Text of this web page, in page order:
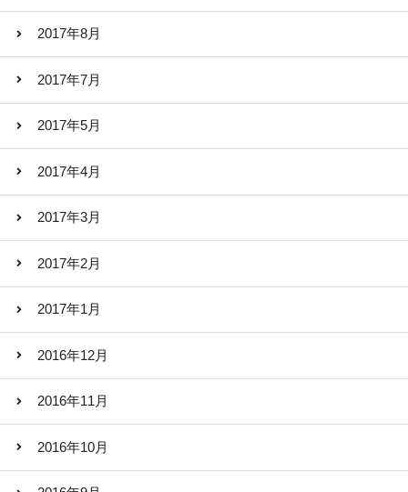
2017年8月
2017年7月
2017年5月
2017年4月
2017年3月
2017年2月
2017年1月
2016年12月
2016年11月
2016年10月